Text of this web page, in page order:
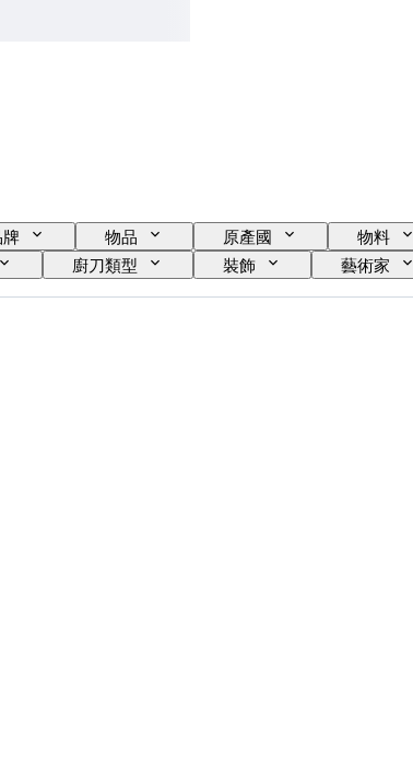
牌 物品 原產國 物料
廚刀類型 裝飾 藝術家